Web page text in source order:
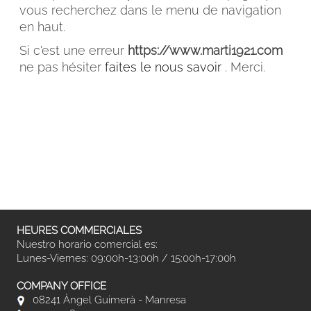
CAT ESP
vous recherchez dans le menu de navigation
en haut.
Si c'est une erreur https://www.marti1921.com
ne pas hésiter faites le nous savoir . Merci.
HEURES COMMERCIALES
Nuestro horario comercial es:
Lunes-Viernes: 09:00h-13:00h / 15:00h-17:00h
COMPANY OFFICE
08241 Àngel Guimerà - Manresa